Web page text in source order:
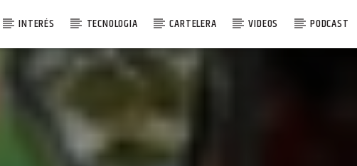
INTERÉS TECNOLOGIA CARTELERA VIDEOS PODCAST